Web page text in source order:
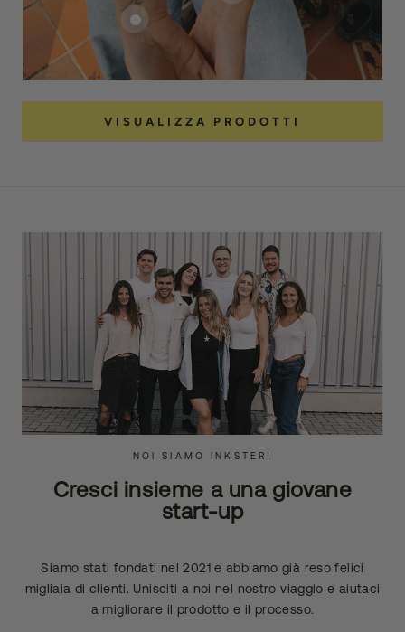
VISUALIZZA PRODOTTI
NOI SIAMO INKSTER!
Cresci insieme a una giovane
start-up
Siamo stati fondati nel 2021 e abbiamo già reso felici
migliaia di clienti. Unisciti a noi nel nostro viaggio e aiutaci
a migliorare il prodotto e il processo.